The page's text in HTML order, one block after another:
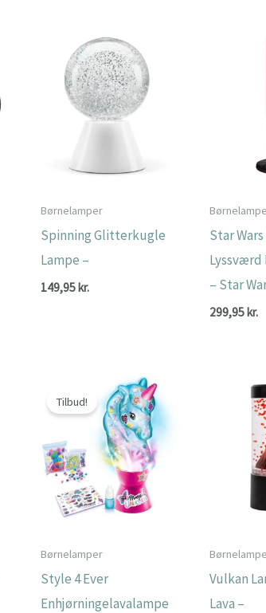
Børnelamper
Spinning Glitterkugle
Lampe –
149,95kr.
Star
Lyssværd
– Star
299,95kr.
Tilbud!
Børnelamper
Style 4 Ever
Enhjørningelavalampe
Vulkan
Lava –